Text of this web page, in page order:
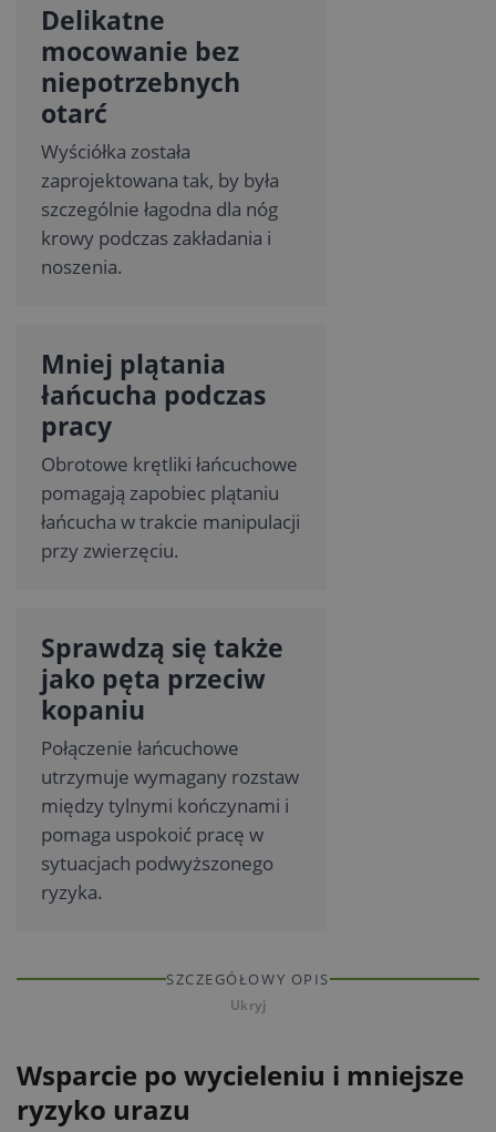
Delikatne
mocowanie bez
niepotrzebnych
otarć
Wyściółka została
zaprojektowana tak, by była
szczególnie łagodna dla nóg
krowy podczas zakładania i
noszenia.
Mniej plątania
łańcucha podczas
pracy
Obrotowe krętliki łańcuchowe
pomagają zapobiec plątaniu
łańcucha w trakcie manipulacji
przy zwierzęciu.
Sprawdzą się także
jako pęta przeciw
kopaniu
Połączenie łańcuchowe
utrzymuje wymagany rozstaw
między tylnymi kończynami i
pomaga uspokoić pracę w
sytuacjach podwyższonego
ryzyka.
SZCZEGÓŁOWY OPIS
Ukryj
Wsparcie po wycieleniu i mniejsze
ryzyko urazu